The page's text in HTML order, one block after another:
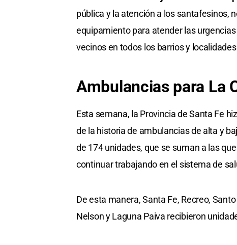
pública y la atención a los santafesinos,
equipamiento para atender las
vecinos en todos los barrios y
Ambulancias para La
Esta semana, la Provincia de Santa Fe
de la historia de ambulancias de alta y
de 174 unidades, que se suman a las
continuar trabajando en el sistema de
De esta manera, Santa Fe, Recreo,
Nelson y Laguna Paiva recibieron